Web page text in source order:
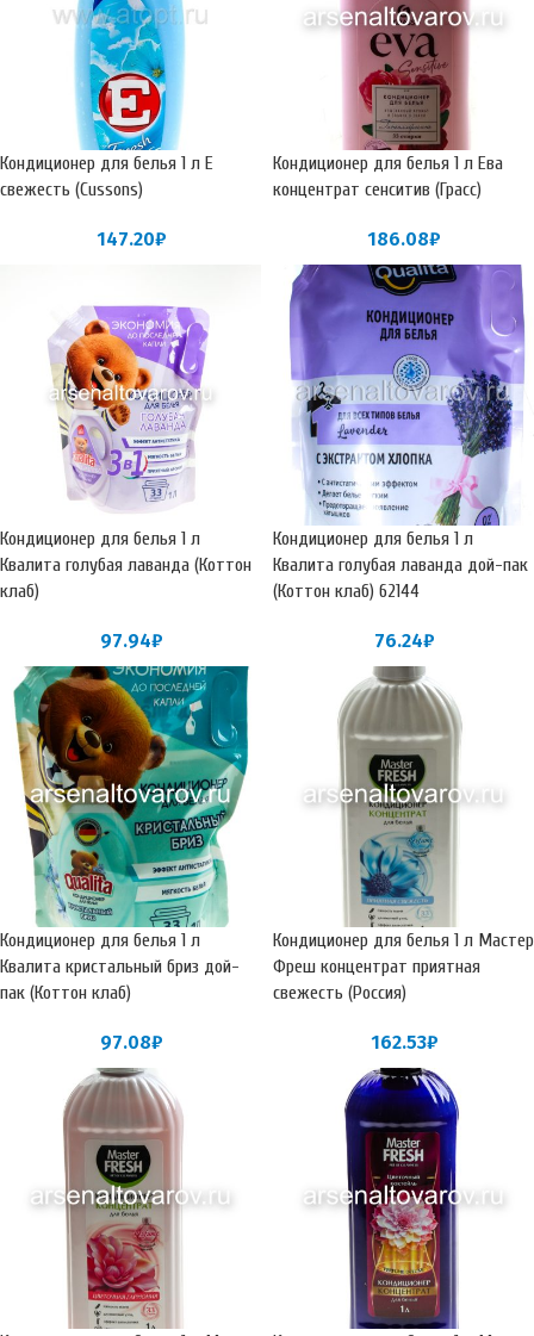
Кондиционер для белья 1 л Е
свежесть (Cussons)
147.20₽
Кондиционер для белья 1 л Ева
концентрат сенситив (Грасс)
186.08₽
Кондиционер для белья 1 л
Квалита голубая лаванда (Коттон
клаб)
97.94₽
Кондиционер для белья 1 л
Квалита голубая лаванда дой-пак
(Коттон клаб) 62144
76.24₽
Кондиционер для белья 1 л
Квалита кристальный бриз дой-
пак (Коттон клаб)
97.08₽
Кондиционер для белья 1 л Мастер
Фреш концентрат приятная
свежесть (Россия)
162.53₽